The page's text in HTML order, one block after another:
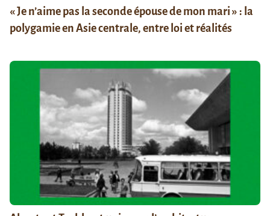
« Je n’aime pas la seconde épouse de mon mari » : la
polygamie en Asie centrale, entre loi et réalités